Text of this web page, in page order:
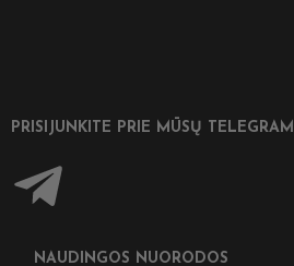
PRISIJUNKITE PRIE MŪSŲ TELEGRAM
NAUDINGOS NUORODOS